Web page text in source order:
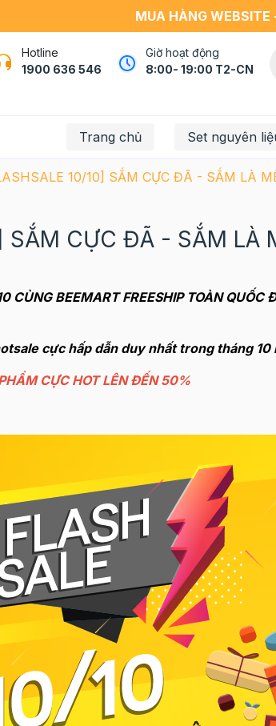
MUA HÀNG WEBSITE
Hotline
1900 636 546
Giờ hoạt động
8:00- 19:00 T2-CN
Trang chủ Set nguyên
10/10] SẮM CỰC ĐÃ - SẮM LÀ
SẮM CỰC ĐÃ - SẮM LÀ
CÙNG BEEMART FREESHIP TOÀN
cực hấp dẫn duy nhất trong tháng 10
CỰC HOT LÊN ĐẾN 50%